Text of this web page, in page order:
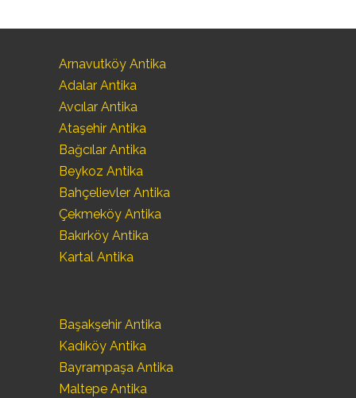
Arnavutköy Antika
Adalar Antika
Avcılar Antika
Ataşehir Antika
Bağcılar Antika
Beykoz Antika
Bahçelievler Antika
Çekmeköy Antika
Bakırköy Antika
Kartal Antika
Başakşehir Antika
Kadıköy Antika
Bayrampaşa Antika
Maltepe Antika